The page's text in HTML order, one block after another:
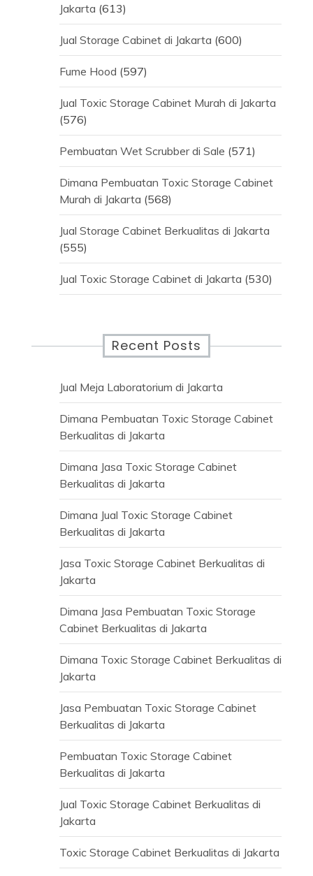
Jakarta (613)
Jual Storage Cabinet di Jakarta (600)
Fume Hood (597)
Jual Toxic Storage Cabinet Murah di Jakarta
(576)
Pembuatan Wet Scrubber di Sale (571)
Dimana Pembuatan Toxic Storage Cabinet
Murah di Jakarta (568)
Jual Storage Cabinet Berkualitas di Jakarta
(555)
Jual Toxic Storage Cabinet di Jakarta (530)
Recent Posts
Jual Meja Laboratorium di Jakarta
Dimana Pembuatan Toxic Storage Cabinet
Berkualitas di Jakarta
Dimana Jasa Toxic Storage Cabinet
Berkualitas di Jakarta
Dimana Jual Toxic Storage Cabinet
Berkualitas di Jakarta
Jasa Toxic Storage Cabinet Berkualitas di
Jakarta
Dimana Jasa Pembuatan Toxic Storage
Cabinet Berkualitas di Jakarta
Dimana Toxic Storage Cabinet Berkualitas di
Jakarta
Jasa Pembuatan Toxic Storage Cabinet
Berkualitas di Jakarta
Pembuatan Toxic Storage Cabinet
Berkualitas di Jakarta
Jual Toxic Storage Cabinet Berkualitas di
Jakarta
Toxic Storage Cabinet Berkualitas di Jakarta